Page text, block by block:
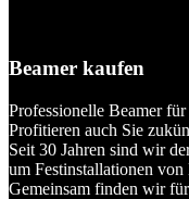
Beamer kaufen
Professionelle Beamer
Profitieren auch Sie
Seit 30 Jahren sind wir
um Festinstallationen
Gemeinsam finden wir